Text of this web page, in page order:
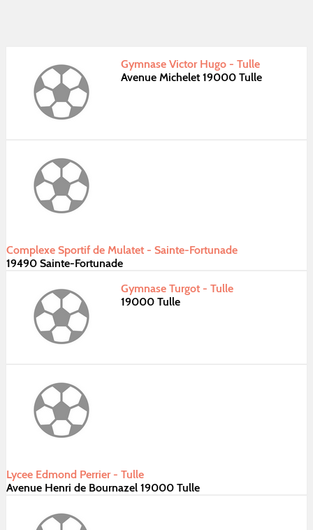
Gymnase Victor Hugo - Tulle
Avenue Michelet 19000 Tulle
Complexe Sportif de Mulatet - Sainte-Fortunade
19490 Sainte-Fortunade
Gymnase Turgot - Tulle
19000 Tulle
Lycee Edmond Perrier - Tulle
Avenue Henri de Bournazel 19000 Tulle